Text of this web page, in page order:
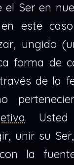
el Ser en
en este
ungido
forma de
de la
.
unir su
la